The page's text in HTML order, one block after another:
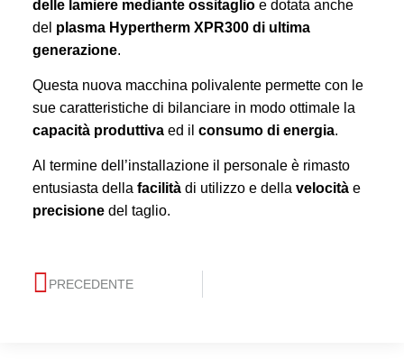
delle lamiere mediante ossitaglioe dotata anche
del plasma Hypertherm XPR300 di ultima
generazione.
Questa nuova macchina polivalente permette con le
sue caratteristiche di bilanciare in modo ottimale la
capacità produttivaed il consumo di energia.
Al termine dell’installazione il personale è rimasto
entusiasta della facilitàdi utilizzo e della velocitàe
precisionedel taglio.
PRECEDENTE